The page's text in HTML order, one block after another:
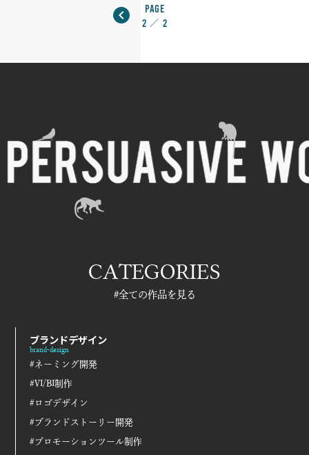
chevron_left
page
2 ／ 2
CATEGORIES
#全ての作品を見る
ブランドデザイン
brand-design
#ネーミング開発
#VI/BI制作
#ロゴデザイン
#ブランドストーリー開発
#プロモーションツール制作